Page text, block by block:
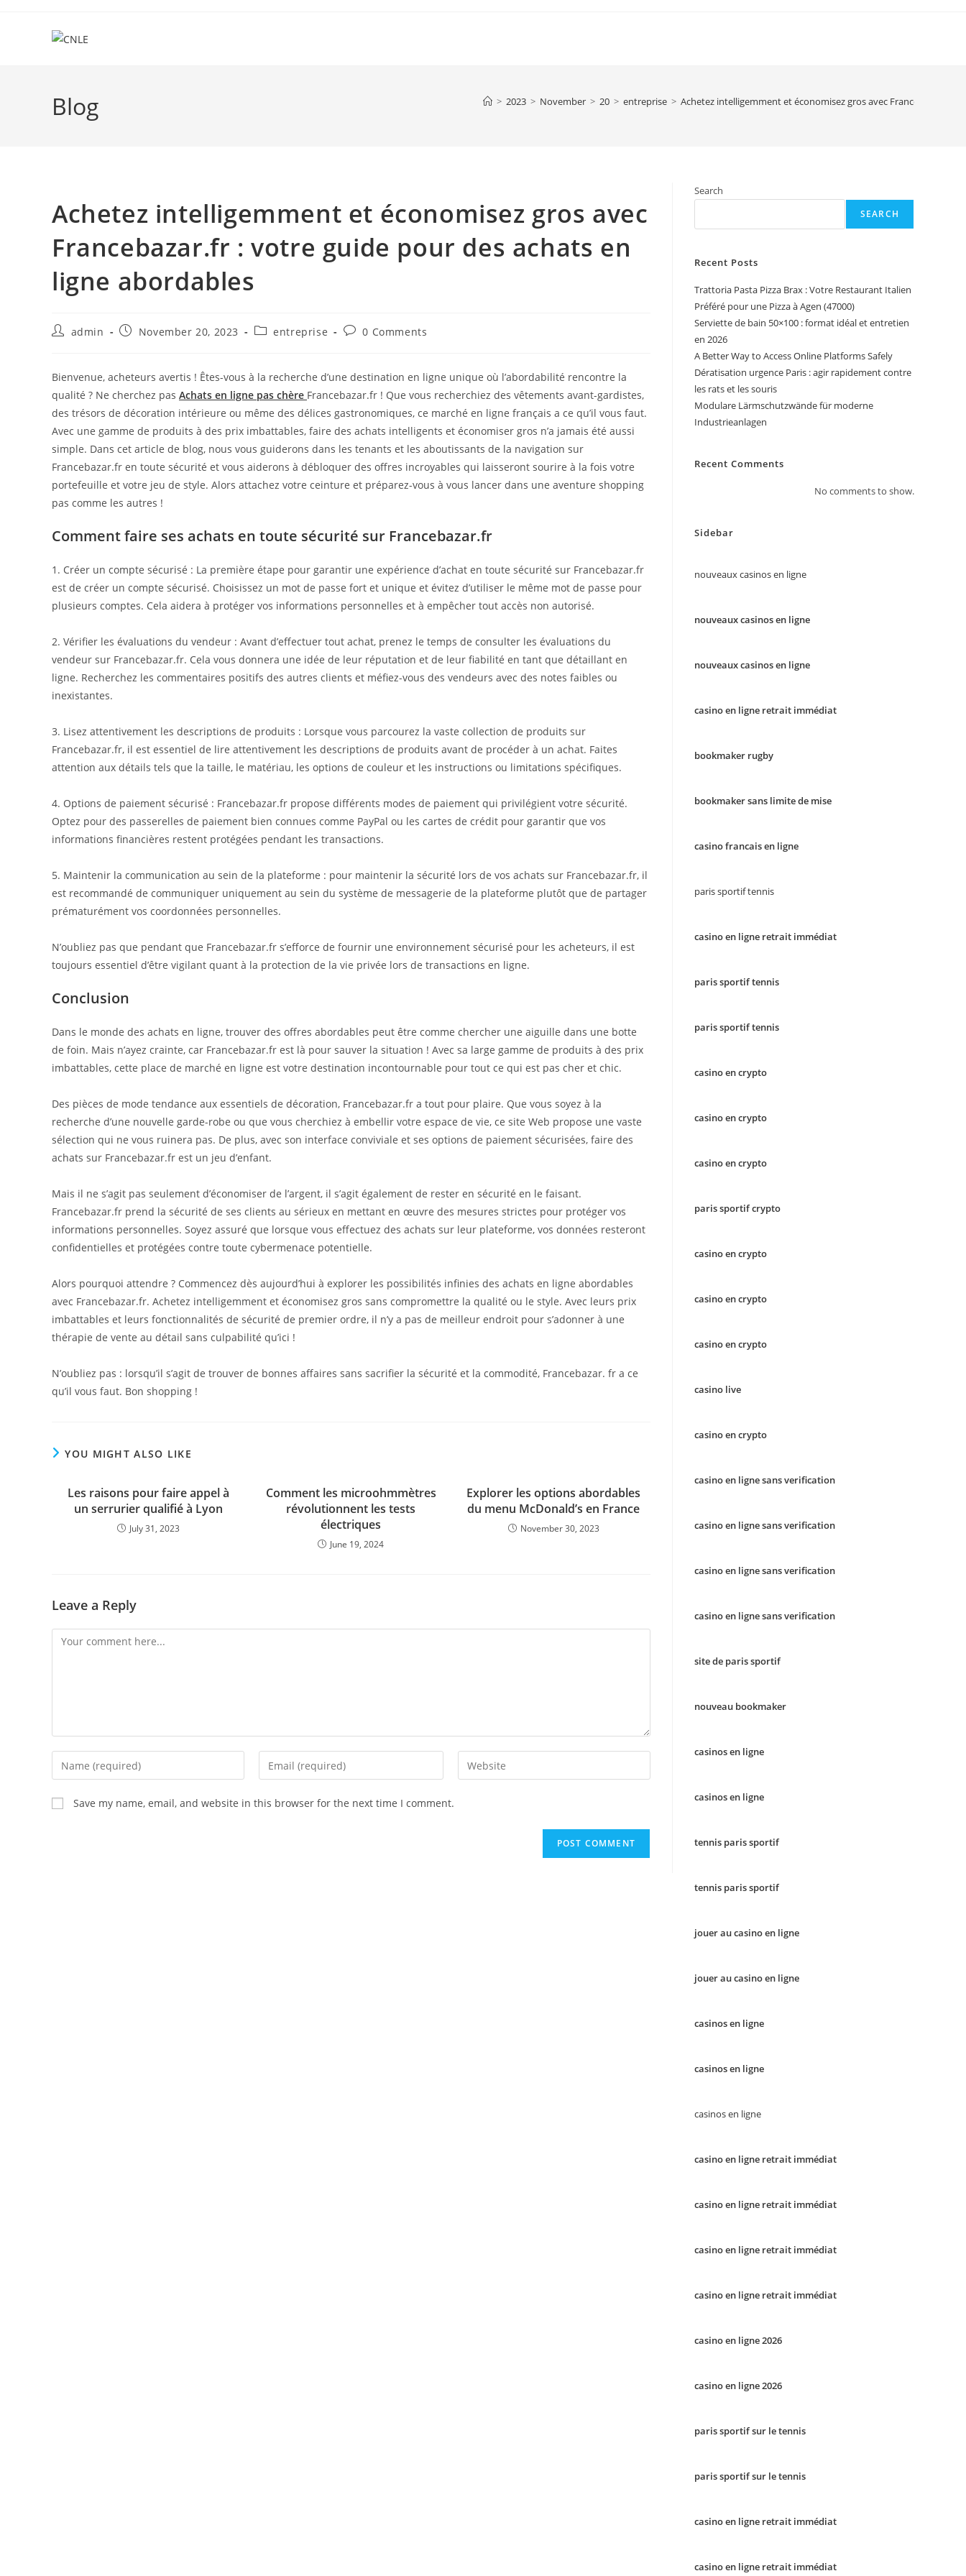
Blog > 2023 > November > 20 > entreprise > Achetez intelligemment et économisez gros avec Francebazar.fr :
Achetez intelligemment et économisez gros avec
Francebazar.fr : votre guide pour des achats en
ligne abordables
Postadmin
PostNovember 20, 2023
Postentreprise
Post0 Comments
Bienvenue, acheteurs avertis ! Êtes-vous à la recherche d’une destination en ligne unique où l’abordabilité rencontre la
qualité ? Ne cherchez pas Achats en ligne pas chère Francebazar.fr ! Que vous recherchiez des vêtements avant-gardistes,
des trésors de décoration intérieure ou même des délices gastronomiques, ce marché en ligne français a ce qu’il vous faut.
Avec une gamme de produits à des prix imbattables, faire des achats intelligents et économiser gros n’a jamais été aussi
simple. Dans cet article de blog, nous vous guiderons dans les tenants et les aboutissants de la navigation sur
Francebazar.fr en toute sécurité et vous aiderons à débloquer des offres incroyables qui laisseront sourire à la fois votre
portefeuille et votre jeu de style. Alors attachez votre ceinture et préparez-vous à vous lancer dans une aventure shopping
pas comme les autres !
Comment faire ses achats en toute sécurité sur Francebazar.fr
1. Créer un compte sécurisé : La première étape pour garantir une expérience d’achat en toute sécurité sur Francebazar.fr
est de créer un compte sécurisé. Choisissez un mot de passe fort et unique et évitez d’utiliser le même mot de passe pour
plusieurs comptes. Cela aidera à protéger vos informations personnelles et à empêcher tout accès non autorisé.
2. Vérifier les évaluations du vendeur : Avant d’effectuer tout achat, prenez le temps de consulter les évaluations du
vendeur sur Francebazar.fr. Cela vous donnera une idée de leur réputation et de leur fiabilité en tant que détaillant en
ligne. Recherchez les commentaires positifs des autres clients et méfiez-vous des vendeurs avec des notes faibles ou
inexistantes.
3. Lisez attentivement les descriptions de produits : Lorsque vous parcourez la vaste collection de produits sur
Francebazar.fr, il est essentiel de lire attentivement les descriptions de produits avant de procéder à un achat. Faites
attention aux détails tels que la taille, le matériau, les options de couleur et les instructions ou limitations spécifiques.
4. Options de paiement sécurisé : Francebazar.fr propose différents modes de paiement qui privilégient votre sécurité.
Optez pour des passerelles de paiement bien connues comme PayPal ou les cartes de crédit pour garantir que vos
informations financières restent protégées pendant les transactions.
5. Maintenir la communication au sein de la plateforme : pour maintenir la sécurité lors de vos achats sur Francebazar.fr, il
est recommandé de communiquer uniquement au sein du système de messagerie de la plateforme plutôt que de partager
prématurément vos coordonnées personnelles.
N’oubliez pas que pendant que Francebazar.fr s’efforce de fournir une environnement sécurisé pour les acheteurs, il est
toujours essentiel d’être vigilant quant à la protection de la vie privée lors de transactions en ligne.
Conclusion
Dans le monde des achats en ligne, trouver des offres abordables peut être comme chercher une aiguille dans une botte
de foin. Mais n’ayez crainte, car Francebazar.fr est là pour sauver la situation ! Avec sa large gamme de produits à des prix
imbattables, cette place de marché en ligne est votre destination incontournable pour tout ce qui est pas cher et chic.
Des pièces de mode tendance aux essentiels de décoration, Francebazar.fr a tout pour plaire. Que vous soyez à la
recherche d’une nouvelle garde-robe ou que vous cherchiez à embellir votre espace de vie, ce site Web propose une vaste
sélection qui ne vous ruinera pas. De plus, avec son interface conviviale et ses options de paiement sécurisées, faire des
achats sur Francebazar.fr est un jeu d’enfant.
Mais il ne s’agit pas seulement d’économiser de l’argent, il s’agit également de rester en sécurité en le faisant.
Francebazar.fr prend la sécurité de ses clients au sérieux en mettant en œuvre des mesures strictes pour protéger vos
informations personnelles. Soyez assuré que lorsque vous effectuez des achats sur leur plateforme, vos données resteront
confidentielles et protégées contre toute cybermenace potentielle.
Alors pourquoi attendre ? Commencez dès aujourd’hui à explorer les possibilités infinies des achats en ligne abordables
avec Francebazar.fr. Achetez intelligemment et économisez gros sans compromettre la qualité ou le style. Avec leurs prix
imbattables et leurs fonctionnalités de sécurité de premier ordre, il n’y a pas de meilleur endroit pour s’adonner à une
thérapie de vente au détail sans culpabilité qu’ici !
N’oubliez pas : lorsqu’il s’agit de trouver de bonnes affaires sans sacrifier la sécurité et la commodité, Francebazar. fr a ce
qu’il vous faut. Bon shopping !
YOU MIGHT ALSO LIKE
Les raisons pour faire appel à
un serrurier qualifié à Lyon
July 31, 2023
Comment les microohmmètres
révolutionnent les tests
électriques
June 19, 2024
Explorer les options abordables
du menu McDonald’s en France
November 30, 2023
Leave a Reply
Comment
Enter
your
name
or
Enter
your
Enter
your
Save my name, email, and website in this browser for the next time I comment.
Search
SEARCH
Recent Posts
Trattoria Pasta Pizza Brax : Votre Restaurant Italien
Préféré pour une Pizza à Agen (47000)
Serviette de bain 50×100 : format idéal et entretien
en 2026
A Better Way to Access Online Platforms Safely
Dératisation urgence Paris : agir rapidement contre
les rats et les souris
Modulare Lärmschutzwände für moderne
Industrieanlagen
Recent Comments
No comments to show.
Sidebar
nouveaux casinos en ligne
nouveaux casinos en ligne
nouveaux casinos en ligne
casino en ligne retrait immédiat
bookmaker rugby
bookmaker sans limite de mise
casino francais en ligne
paris sportif tennis
casino en ligne retrait immédiat
paris sportif tennis
paris sportif tennis
casino en crypto
casino en crypto
casino en crypto
paris sportif crypto
casino en crypto
casino en crypto
casino en crypto
casino live
casino en crypto
casino en ligne sans verification
casino en ligne sans verification
casino en ligne sans verification
casino en ligne sans verification
site de paris sportif
nouveau bookmaker
casinos en ligne
casinos en ligne
tennis paris sportif
tennis paris sportif
jouer au casino en ligne
jouer au casino en ligne
casinos en ligne
casinos en ligne
casinos en ligne
casino en ligne retrait immédiat
casino en ligne retrait immédiat
casino en ligne retrait immédiat
casino en ligne retrait immédiat
casino en ligne 2026
casino en ligne 2026
paris sportif sur le tennis
paris sportif sur le tennis
casino en ligne retrait immédiat
casino en ligne retrait immédiat